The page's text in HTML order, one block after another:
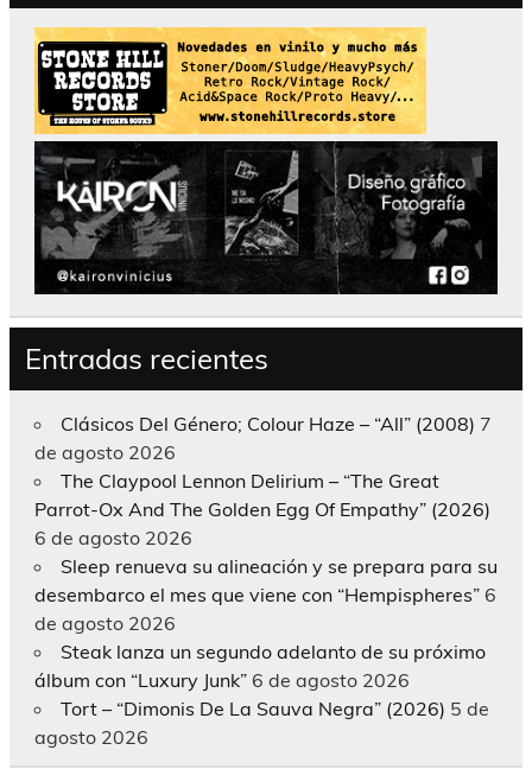
Entradas recientes
Clásicos Del Género; Colour Haze – “All” (2008) 7
de agosto 2026
The Claypool Lennon Delirium – “The Great
Parrot-Ox And The Golden Egg Of Empathy” (2026)
6 de agosto 2026
Sleep renueva su alineación y se prepara para su
desembarco el mes que viene con “Hempispheres” 6
de agosto 2026
Steak lanza un segundo adelanto de su próximo
álbum con “Luxury Junk” 6 de agosto 2026
Tort – “Dimonis De La Sauva Negra” (2026) 5 de
agosto 2026